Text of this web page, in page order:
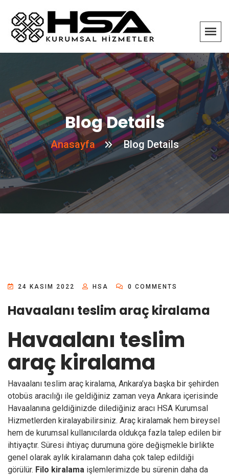
Blog Details
Anasayfa Blog Details
24 KASIM 2022 HSA 0 COMMENTS
Havaalanı teslim araç kiralama
Havaalanı teslim
araç kiralama
Havaalanı teslim araç kiralama, Ankara’ya başka bir şehirden
otobüs aracılığı ile geldiğiniz zaman veya Ankara içerisinde
Havaalanına geldiğinizde dilediğiniz aracı HSA Kurumsal
Hizmetlerden kiralayabilirsiniz. Araç kiralamak hem bireysel
hem de kurumsal kullanıcılarda oldukça fazla talep edilen bir
ihtiyaçtır. Süresi ihtiyaç durumuna göre değişmekle birlikte
genel olarak aylık kiralamanın daha çok talep edildiği
görülür. Filo kiralama işlemlerimizde bu sürenin daha da